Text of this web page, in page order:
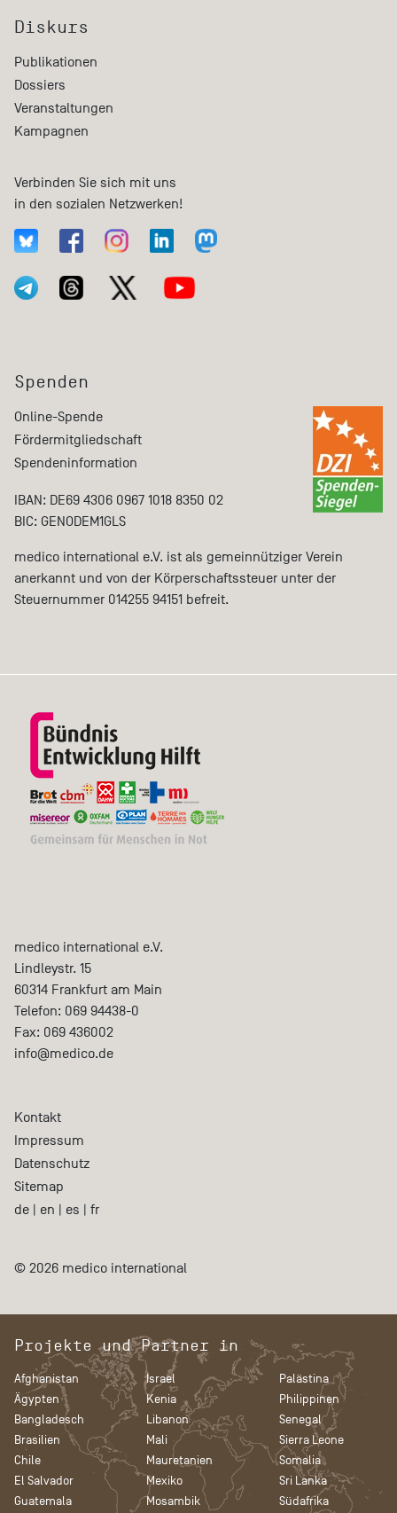
Diskurs
Publikationen
Dossiers
Veranstaltungen
Kampagnen
Verbinden Sie sich mit uns
in den sozialen Netzwerken!
Spenden
Online-Spende
Fördermitgliedschaft
Spendeninformation
IBAN: DE69 4306 0967 1018 8350 02
BIC: GENODEM1GLS
medico international e.V. ist als gemeinnütziger Verein
anerkannt und von der Körperschaftssteuer unter der
Steuernummer 014255 94151 befreit.
medico international e.V.
Lindleystr. 15
60314 Frankfurt am Main
Telefon: 069 94438-0
Fax: 069 436002
info@medico.de
Kontakt
Impressum
Datenschutz
Sitemap
de | en | es | fr
© 2026 medico international
Projekte und Partner in
Afghanistan
Ägypten
Bangladesch
Brasilien
Chile
El Salvador
Guatemala
Israel
Kenia
Libanon
Mali
Mauretanien
Mexiko
Mosambik
Palästina
Philippinen
Senegal
Sierra Leone
Somalia
Sri Lanka
Südafrika